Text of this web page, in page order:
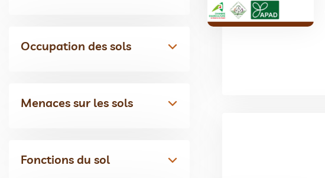
Occupation des sols
Menaces sur les sols
Fonctions du sol